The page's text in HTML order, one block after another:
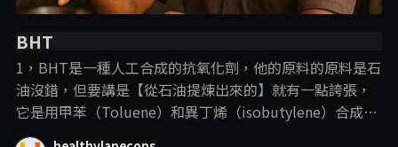
BHT
1，BHT是一種人工合成的抗氧化劑，他的原料的原料是石
油沒錯，但要講是【從石油提煉出來的】就有一點誇張，
它是用甲苯（Toluene）和異丁烯（isobutylene）合成
的， 說BHT從石油提煉出來，就跟plastic一樣，這樣講的